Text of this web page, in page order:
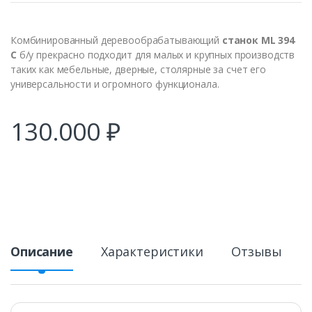
Комбинированный деревообрабатывающий станок ML 394
C б/у прекрасно подходит для малых и крупных производств
таких как мебельные, дверные, столярные за счет его
универсальности и огромного функционала.
130.000 ₽
Описание Характеристики Отзывы